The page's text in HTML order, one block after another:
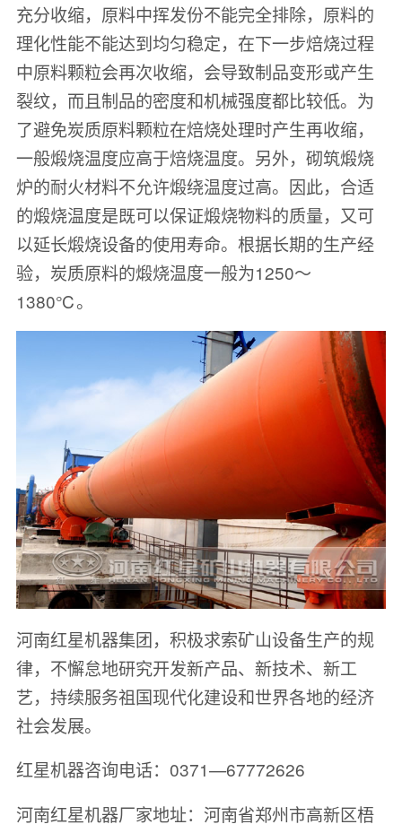
充分收缩，原料中挥发份不能完全排除，原料的
理化性能不能达到均匀稳定，在下一步焙烧过程
中原料颗粒会再次收缩，会导致制品变形或产生
裂纹，而且制品的密度和机械强度都比较低。为
了避免炭质原料颗粒在焙烧处理时产生再收缩，
一般煅烧温度应高于焙烧温度。另外，砌筑煅烧
炉的耐火材料不允许煅绕温度过高。因此，合适
的煅烧温度是既可以保证煅烧物料的质量，又可
以延长煅烧设备的使用寿命。根据长期的生产经
验，炭质原料的煅烧温度一般为1250～
1380℃。
河南红星机器集团，积极求索矿山设备生产的规
律，不懈怠地研究开发新产品、新技术、新工
艺，持续服务祖国现代化建设和世界各地的经济
社会发展。
红星机器咨询电话：0371—67772626
河南红星机器厂家地址：河南省郑州市高新区梧